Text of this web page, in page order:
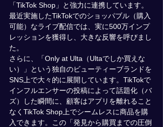
「TikTok Shop」と強力に連携しています。
最近実施したTikTokでのショッパブル（購入
可能）なライブ配信では、実に500万インプ
レッションを獲得し、大きな反響を呼びまし
た。
さらに、「Only at Ulta（Ultaでしか買えな
い）」という独自のビューティーブランドを
SNS上で大々的に展開しています。TikTokで
インフルエンサーの投稿によって話題化（バ
ズ）した瞬間に、顧客はアプリを離れること
なくTikTok Shop上でシームレスに商品を購
入できます。この「発見から購買までの圧倒